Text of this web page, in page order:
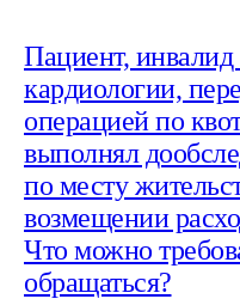
Пациент,
кардиологии,
операцией по
выполнял
по месту
возмещении
Что можно
обращаться?